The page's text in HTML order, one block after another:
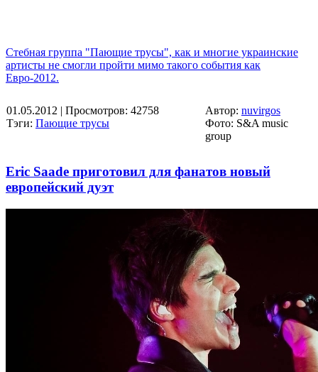
Стебная группа "Пающие трусы", как и многие украинские
артисты не смогли пройти мимо такого события как
Евро-2012.
01.05.2012 | Просмотров: 42758
Тэги: Пающие трусы
Автор: nuvirgos
Фото: S&A music
group
Eric Saade приготовил для фанатов новый
европейский дуэт